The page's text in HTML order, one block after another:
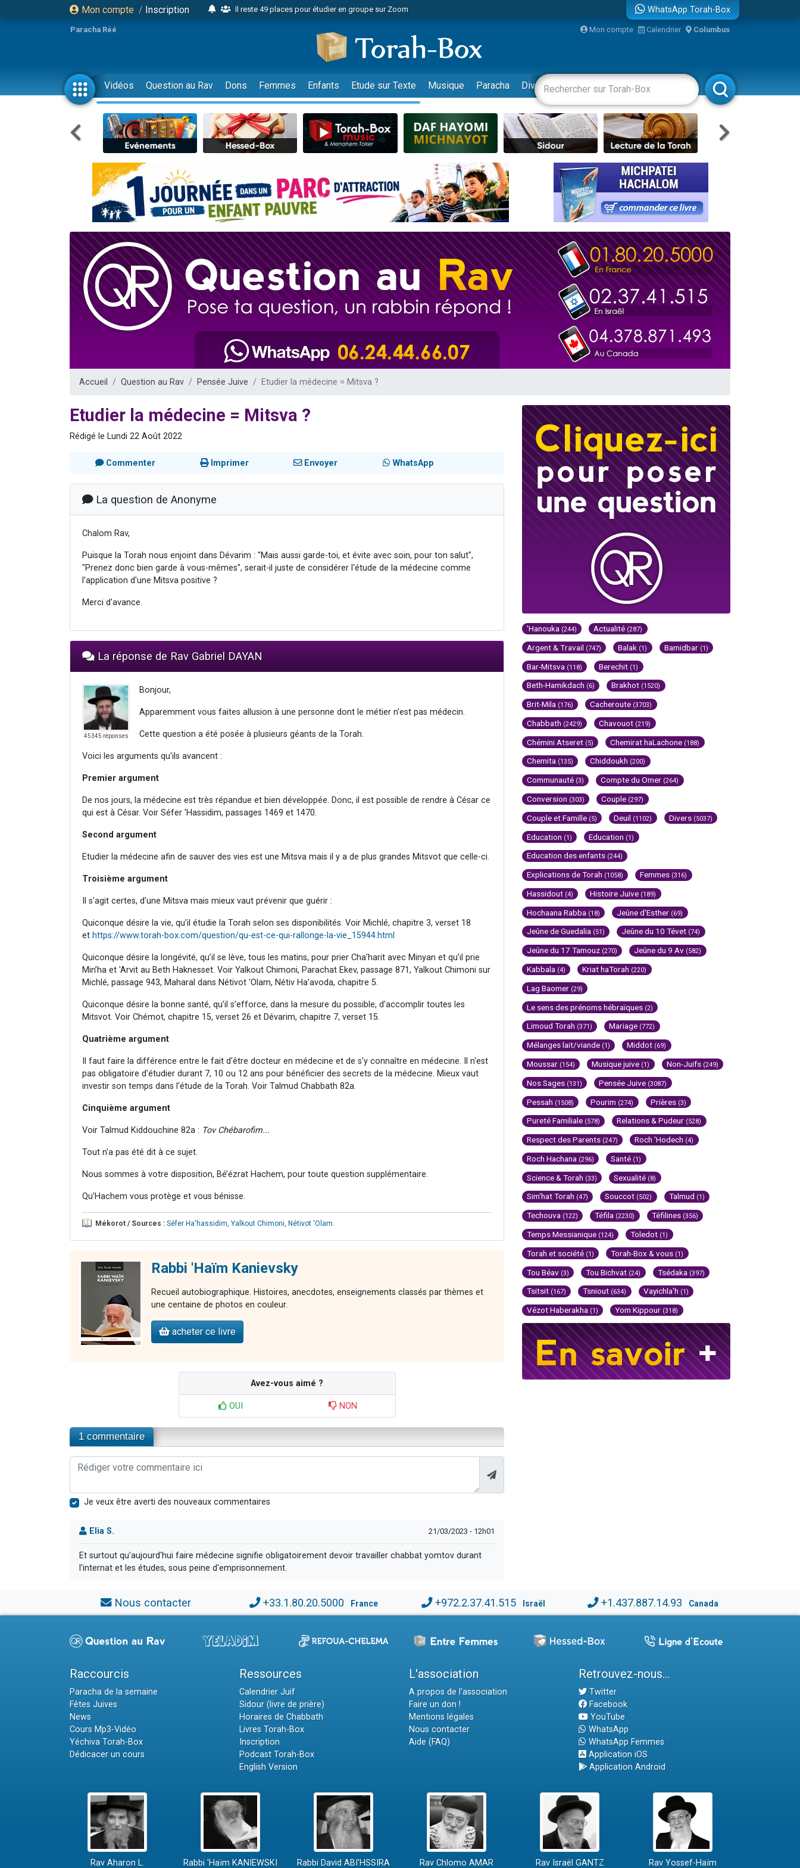
Mon compte / Inscription
Il reste 49 places pour étudier en groupe sur Zoom
2 personnes viennent de nous rejoindre sur WhatsApp
6 personnes viennent de nous rejoindre sur WhatsApp
4 personnes viennent de faire un don pour Reloger Rivka, 6 enfants, victime de violences...
2 personnes viennent de faire un don pour 1 Journée de Vacances Pour les Enfants
17 personnes viennent de demander une bénédiction
4 personnes viennent de nous rejoindre sur WhatsApp
Il reste 49 places pour étudier en groupe sur Zoom
4 personnes viennent de nous rejoindre sur WhatsApp
3 personnes viennent de nous rejoindre sur WhatsApp
Odaya vient de donner son Maasser
3 personnes viennent de faire un don pour 5 jours de vacances aux Orphelins
2 personnes viennent de nous rejoindre sur WhatsApp
13 personnes viennent de demander une bénédiction
Il reste 49 places pour étudier en groupe sur Zoom
12 nouvelles musiques dans Torah-Box Music
29 personnes viennent de demander une bénédiction
WhatsApp Torah-Box
Paracha Réé Mon compte Calendrier Columbus
Vidéos Question au Rav Dons Femmes Enfants Etude sur Texte Musique Paracha Divertissements Livres Rabbanim
Accueil Question au Rav Pensée Juive Etudier la médecine = Mitsva ?
Etudier la médecine = Mitsva ?
Rédigé le Lundi 22 Août 2022
Commenter Imprimer Envoyer WhatsApp
La question de Anonyme
Chalom Rav,
Puisque la Torah nous enjoint dans Dévarim : "Mais aussi garde-toi, et évite avec soin, pour ton salut",
"Prenez donc bien garde à vous-mêmes", serait-il juste de considérer l'étude de la médecine comme
l'application d'une Mitsva positive ?
Merci d'avance.
La réponse de Rav Gabriel DAYAN
45345 réponses
Bonjour,
Apparemment vous faites allusion à une personne dont le métier n'est pas médecin.
Cette question a été posée à plusieurs géants de la Torah.
Voici les arguments qu'ils avancent :
Premier argument
De nos jours, la médecine est très répandue et bien développée. Donc, il est possible de rendre à César ce
qui est à César. Voir Séfer 'Hassidim, passages 1469 et 1470.
Second argument
Etudier la médecine afin de sauver des vies est une Mitsva mais il y a de plus grandes Mitsvot que celle-ci.
Troisième argument
Il s'agit certes, d'une Mitsva mais mieux vaut prévenir que guérir :
Quiconque désire la vie, qu’il étudie la Torah selon ses disponibilités. Voir Michlé, chapitre 3, verset 18
et https://www.torah-box.com/question/qu-est-ce-qui-rallonge-la-vie_15944.html
Quiconque désire la longévité, qu’il se lève, tous les matins, pour prier Cha’harit avec Minyan et qu’il prie
Min’ha et 'Arvit au Beth Haknesset. Voir Yalkout Chimoni, Parachat Ekev, passage 871, Yalkout Chimoni sur
Michlé, passage 943, Maharal dans Nétivot 'Olam, Nétiv Ha’avoda, chapitre 5.
Quiconque désire la bonne santé, qu’il s’efforce, dans la mesure du possible, d’accomplir toutes les
Mitsvot. Voir Chémot, chapitre 15, verset 26 et Dévarim, chapitre 7, verset 15.
Quatrième argument
Il faut faire la différence entre le fait d'être docteur en médecine et de s'y connaître en médecine. Il n'est
pas obligatoire d'étudier durant 7, 10 ou 12 ans pour bénéficier des secrets de la médecine. Mieux vaut
investir son temps dans l'étude de la Torah. Voir Talmud Chabbath 82a.
Cinquième argument
Voir Talmud Kiddouchine 82a : Tov Chébarofim...
Tout n'a pas été dit à ce sujet.
Nous sommes à votre disposition, Bé’ézrat Hachem, pour toute question supplémentaire.
Qu’Hachem vous protège et vous bénisse.
Mékorot / Sources : Séfer Ha'hassidim Yalkout Chimoni Nétivot 'Olam
Rabbi 'Haïm Kanievsky
Recueil autobiographique. Histoires, anecdotes, enseignements classés par thèmes et
une centaine de photos en couleur.
acheter ce livre
Avez-vous aimé ?
OUI NON
1 commentaire
Je veux être averti des nouveaux commentaires
Elia S. 21/03/2023 - 12h01
Et surtout qu'aujourd'hui faire médecine signifie obligatoirement devoir travailler chabbat yomtov durant
l'internat et les études, sous peine d'emprisonnement.
'Hanouka (244) Actualité (287)
Argent & Travail (747) Balak (1) Bamidbar (1)
Bar-Mitsva (118) Berechit (1)
Beth-Hamikdach (6) Brakhot (1520)
Brit-Mila (176) Cacheroute (3703)
Chabbath (2429) Chavouot (219)
Chémini Atseret (5) Chemirat haLachone (188)
Chemita (135) Chiddoukh (200)
Communauté (3) Compte du Omer (264)
Conversion (303) Couple (297)
Couple et Famille (5) Deuil (1102) Divers (5037)
Education (1) Education (1)
Education des enfants (244)
Explications de Torah (1058) Femmes (316)
Hassidout (4) Histoire Juive (189)
Hochaana Rabba (18) Jeûne d'Esther (69)
Jeûne de Guedalia (51) Jeûne du 10 Tévet (74)
Jeûne du 17 Tamouz (270) Jeûne du 9 Av (582)
Kabbala (4) Kriat haTorah (220)
Lag Baomer (29)
Le sens des prénoms hébraïques (2)
Limoud Torah (371) Mariage (772)
Mélanges lait/viande (1) Middot (69)
Moussar (154) Musique juive (1) Non-Juifs (249)
Nos Sages (131) Pensée Juive (3087)
Pessah (1508) Pourim (274) Prières (3)
Pureté Familiale (578) Relations & Pudeur (528)
Respect des Parents (247) Roch 'Hodech (4)
Roch Hachana (296) Santé (1)
Science & Torah (33) Sexualité (8)
Sim'hat Torah (47) Souccot (502) Talmud (1)
Techouva (122) Téfila (2230) Téfilines (356)
Temps Messianique (124) Toledot (1)
Torah et société (1) Torah-Box & vous (1)
Tou Béav (3) Tou Bichvat (24) Tsédaka (397)
Tsitsit (167) Tsniout (634) Vayichla'h (1)
Vézot Haberakha (1) Yom Kippour (318)
Nous contacter +33.1.80.20.5000 France +972.2.37.41.515 Israël +1.437.887.14.93 Canada
Raccourcis
Paracha de la semaine
Fêtes Juives
News
Cours Mp3-Vidéo
Yéchiva Torah-Box
Dédicacer un cours
Ressources
Calendrier Juif
Sidour (livre de prière)
Horaires de Chabbath
Livres Torah-Box
Inscription
Podcast Torah-Box
English Version
L'association
A propos de l'association
Faire un don !
Mentions légales
Nous contacter
Aide (FAQ)
Retrouvez-nous...
Twitter
Facebook
YouTube
WhatsApp
WhatsApp Femmes
Application iOS
Application Android
Rav Aharon L. Rabbi 'Haïm KANIEWSKI Rabbi David ABI'HSSIRA Rav Chlomo AMAR Rav Israël GANTZ Rav Yossef-Haïm